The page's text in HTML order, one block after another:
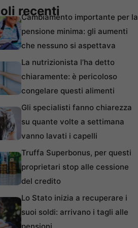
recenti
Cambiamento importante per la
pensione minima: gli aumenti
che nessuno si aspettava
La nutrizionista l’ha detto
chiaramente: è pericoloso
congelare questi alimenti
Gli specialisti fanno chiarezza
su quante volte a settimana
vanno lavati i capelli
Truffa Superbonus, per questi
proprietari stop alle cessione
del credito
Lo Stato inizia a recuperare i
suoi soldi: arrivano i tagli alle